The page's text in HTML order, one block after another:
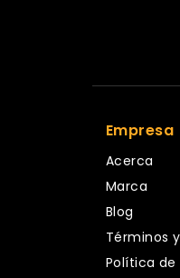
Empresa
Acerca
Marca
Blog
Términos
Política